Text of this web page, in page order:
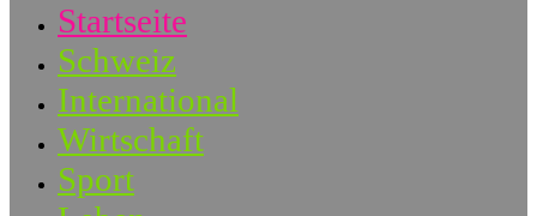
Startseite
Schweiz
International
Wirtschaft
Sport